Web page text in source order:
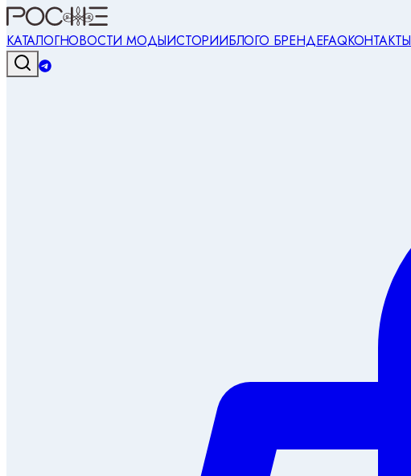
КАТАЛОГНОВОСТИ МОДЫИСТОРИИБЛОГО БРЕНДЕFAQКОНТАКТЫ